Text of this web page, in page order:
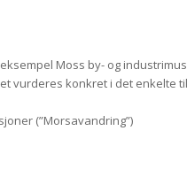
Moss by- og
vurderes konkret i det enkelte
(”Morsavandring”)